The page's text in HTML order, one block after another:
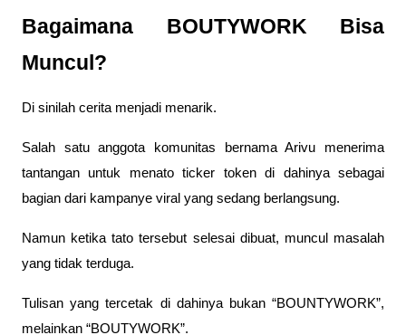
Bagaimana BOUTYWORK Bisa
Muncul?
Di sinilah cerita menjadi menarik.
Salah satu anggota komunitas bernama Arivu menerima
tantangan untuk menato ticker token di dahinya sebagai
bagian dari kampanye viral yang sedang berlangsung.
Namun ketika tato tersebut selesai dibuat, muncul masalah
yang tidak terduga.
Tulisan yang tercetak di dahinya bukan “BOUNTYWORK”,
melainkan “BOUTYWORK”.